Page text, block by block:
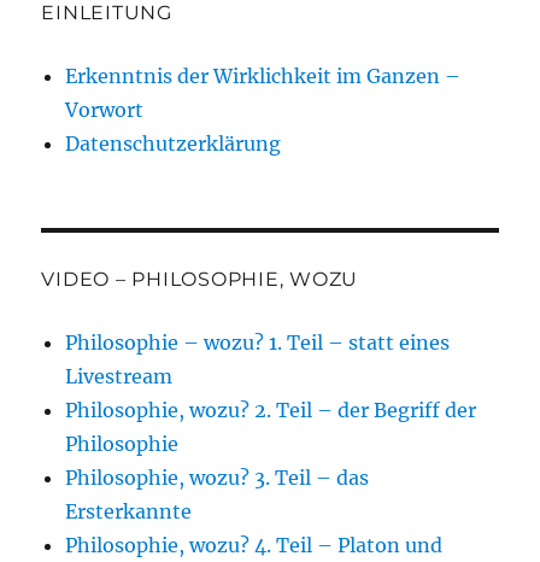
EINLEITUNG
Erkenntnis der Wirklichkeit im Ganzen –
Vorwort
Datenschutzerklärung
VIDEO – PHILOSOPHIE, WOZU
Philosophie – wozu? 1. Teil – statt eines
Livestream
Philosophie, wozu? 2. Teil – der Begriff der
Philosophie
Philosophie, wozu? 3. Teil – das
Ersterkannte
Philosophie, wozu? 4. Teil – Platon und